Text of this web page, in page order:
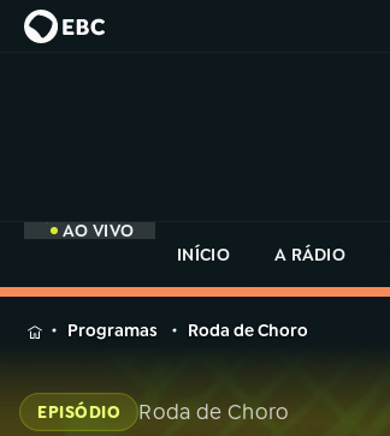
AO VIVO
INÍCIO
A RÁDIO
MENU
na
Rádio
Programas Roda de Choro
EPISÓDIO Roda de Choro